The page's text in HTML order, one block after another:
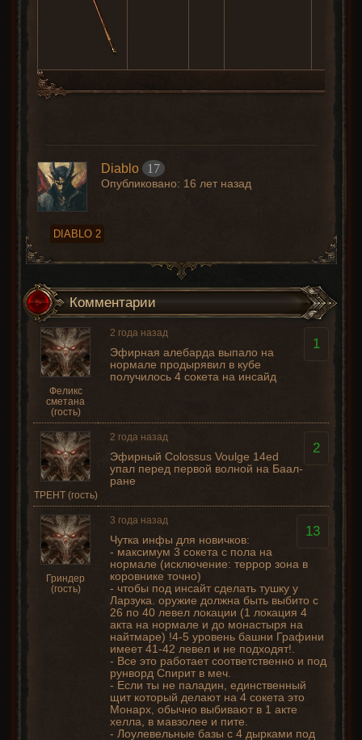
Diablo 17
Опубликовано: 16 лет назад
DIABLO 2
Комментарии
Феликс
сметана
(гость)
1
2 года назад
Эфирная алебарда выпало на
нормале продырявил в кубе
получилось 4 сокета на инсайд
ТРЕНТ (гость)
2
2 года назад
Эфирный Colossus Voulge 14ed
упал перед первой волной на Баал-
ране
Гриндер
(гость)
13
3 года назад
Чутка инфы для новичков:
- максимум 3 сокета с пола на
нормале (исключение: террор зона в
коровнике точно)
- чтобы под инсайт сделать тушку у
Ларзука. оружие должна быть выбито с
26 по 40 левел локации (1 локация 4
акта на нормале и до монастыря на
найтмаре) !4-5 уровень башни Графини
имеет 41-42 левел и не подходят!.
- Все это работает соответственно и под
рунворд Спирит в меч.
- Если ты не паладин, единственный
щит который делают на 4 сокета это
Монарх, обычно выбивают в 1 акте
хелла, в мавзолее и пите.
- Лоулевельные базы с 4 дырками под